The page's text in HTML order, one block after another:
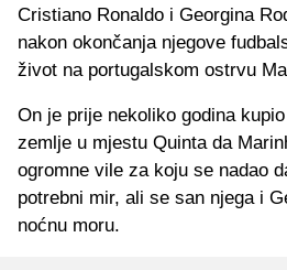
Cristiano Ronaldo i Georgina
nakon okončanja njegove
život na portugalskom ostrvu
On je prije nekoliko godina
zemlje u mjestu Quinta da
ogromne vile za koju se nadao
potrebni mir, ali se san njega i
noćnu moru.